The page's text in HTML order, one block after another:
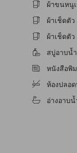
ผ้าขนหนู
ผ้าเช็ดตัว
ผ้าเช็ดตัว
สบู่อาบน้ำ
หนังสือพิ
ห้องปลอ
อ่างอาบน้